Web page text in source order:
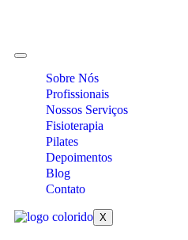
Sobre Nós
Profissionais
Nossos Serviços
Fisioterapia
Pilates
Depoimentos
Blog
Contato
X